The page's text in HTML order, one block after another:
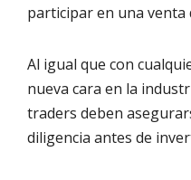
participar en una venta
Al igual que con
nueva cara en la
traders deben
diligencia antes de